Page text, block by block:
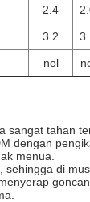
2.4
3.2
nol
sangat tahan
dengan
menua.
di